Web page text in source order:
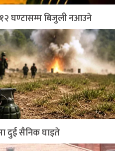
१२ घण्टासम्म बिजुली नआउने
दुई सैनिक घाइते